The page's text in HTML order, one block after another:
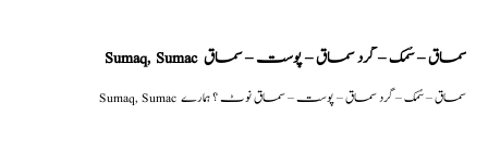
Sumaq, Sumac سماق – سُمک – گرد سماق – پوست – سماق
Sumaq, Sumac سماق – سُمک – گرد سماق – پوست – سماق نوٹ ؟ ہمارے